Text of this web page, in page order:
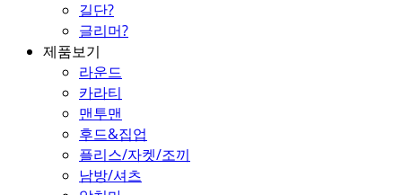
길단?
글리머?
제품보기
라운드
카라티
맨투맨
후드&집업
플리스/자켓/조끼
남방/셔츠